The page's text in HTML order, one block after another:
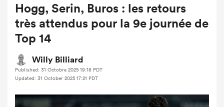
Hogg, Serin, Buros : les retours
très attendus pour la 9e journée de
Top 14
Willy Billiard
Published: 31 Octobre 2025 19:18 PDT
Updated: 31 October 2025 17:21 PDT